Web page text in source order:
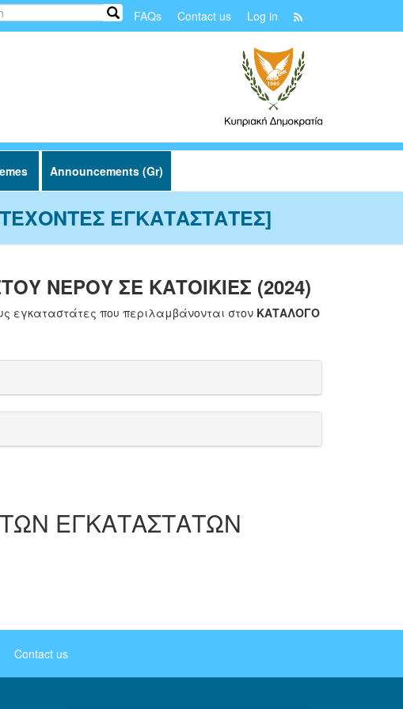
SearchΜενού
λογαριασμού
FAQs Contact us Log in
Announcements (Gr)
ΕΓΚΑΤΑΣΤΑΤΕΣ]
ΝΕΡΟΥ ΣΕ ΚΑΤΟΙΚΙΕΣ (2024)
εγκαταστάτες που περιλαμβάνονται στον ΚΑΤΑΛΟΓΟ
ΕΓΚΑΤΑΣΤΑΤΩΝ
Contact us